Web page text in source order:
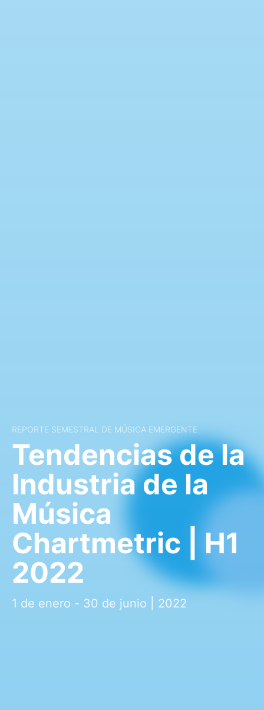
REPORTE SEMESTRAL DE MÚSICA EMERGENTE
Tendencias de la
Industria de la
Música
Chartmetric | H1
2022
1 de enero - 30 de junio | 2022